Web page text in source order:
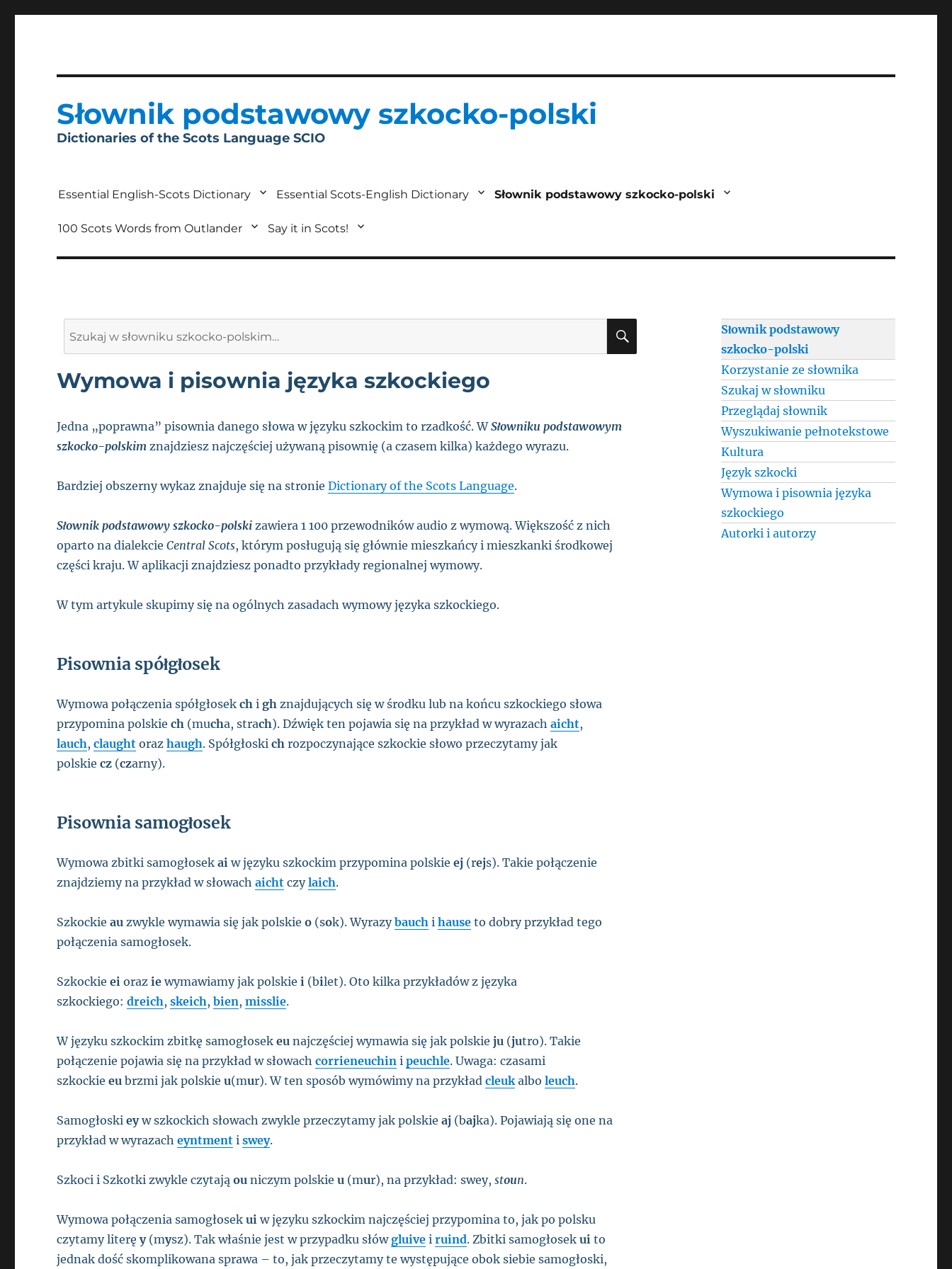
Słownik podstawowy szkocko-polski
Dictionaries of the Scots Language SCIO
Essential English-Scots Dictionary Essential Scots-English Dictionary Słownik podstawowy szkocko-polski
100 Scots Words from Outlander Say it in Scots!
Wymowa i pisownia języka szkockiego
Jedna „poprawna” pisownia danego słowa w języku szkockim to rzadkość. WSłowniku podstawowym
szkocko-polskim znajdziesz najczęściej używaną pisownię (a czasem kilka) każdego wyrazu.
Bardziej obszerny wykaz znajduje się na stronieDictionary of the Scots Language.
Słownik podstawowy szkocko-polski zawiera 1 100 przewodników audio z wymową. Większość z nich
oparto na dialekcieCentral Scots, którym posługują się głównie mieszkańcy i mieszkanki środkowej
części kraju. W aplikacji znajdziesz ponadto przykłady regionalnej wymowy.
W tym artykule skupimy się na ogólnych zasadach wymowy języka szkockiego.
Pisownia spółgłosek
Wymowa połączenia spółgłosekchigh znajdujących się w środku lub na końcu szkockiego słowa
przypomina polskiech (mucha, strach). Dźwięk ten pojawia się na przykład w wyrazachaicht,
lauch,claught orazhaugh. Spółgłoskich rozpoczynające szkockie słowo przeczytamy jak
polskiecz (czarny).
Pisownia samogłosek
Wymowa zbitki samogłosekai w języku szkockim przypomina polskieej (rejs). Takie połączenie
znajdziemy na przykład w słowachaicht czylaich.
Szkockie au zwykle wymawia się jak polskieo (sok). Wyrazybauch ihause to dobry przykład tego
połączenia samogłosek.
Szkockieei orazie wymawiamy jak polskiei (bilet). Oto kilka przykładów z języka
szkockiego:dreich,skeich,bien,misslie.
W języku szkockim zbitkę samogłosekeu najczęściej wymawia się jak polskieju (jutro). Takie
połączenie pojawia się na przykład w słowachcorrieneuchin ipeuchle. Uwaga: czasami
szkockieeu brzmi jak polskieu(mur). W ten sposób wymówimy na przykładcleuk alboleuch.
Samogłoskieyw szkockich słowach zwykle przeczytamy jak polskieaj (bajka). Pojawiają się one na
przykład w wyrazacheyntment iswey.
Szkoci i Szkotki zwykle czytająou niczym polskieu (mur), na przykład: swey,stoun.
Wymowa połączenia samogłosekui w języku szkockim najczęściej przypomina to, jak po polsku
czytamy literęy (mysz). Tak właśnie jest w przypadku słówgluive iruind. Zbitki samogłosekuito
jednak dość skomplikowana sprawa – to, jak przeczytamy te występujące obok siebie samogłoski,
Słownik podstawowy
szkocko-polski
Korzystanie ze słownika
Szukaj w słowniku
Przeglądaj słownik
Wyszukiwanie pełnotekstowe
Kultura
Język szkocki
Wymowa i pisownia języka
szkockiego
Autorki i autorzy